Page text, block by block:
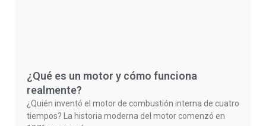
¿Qué es un motor y cómo funciona
realmente?
¿Quién inventó el motor de combustión interna de cuatro
tiempos? La historia moderna del motor comenzó en